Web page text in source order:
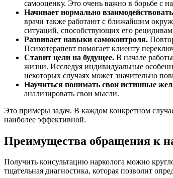
самооценку. Это очень важно в борьбе с
Начинает нормально
врачи также работают с ближайшим
ситуаций, способствующих его
Развивает навыки самоконтроля.
Психотерапевт помогает клиенту
Ставит цели на будущее. В начале
жизни. Исследуя индивидуальные
некоторых случаях может значительно
Научиться понимать свои истинные
анализировать свои мысли.
Это примеры задач. В каждом конкретном
наиболее эффективной.
Преимущества обращения к
Получить консультацию нарколога можно
тщательная диагностика, которая позволит